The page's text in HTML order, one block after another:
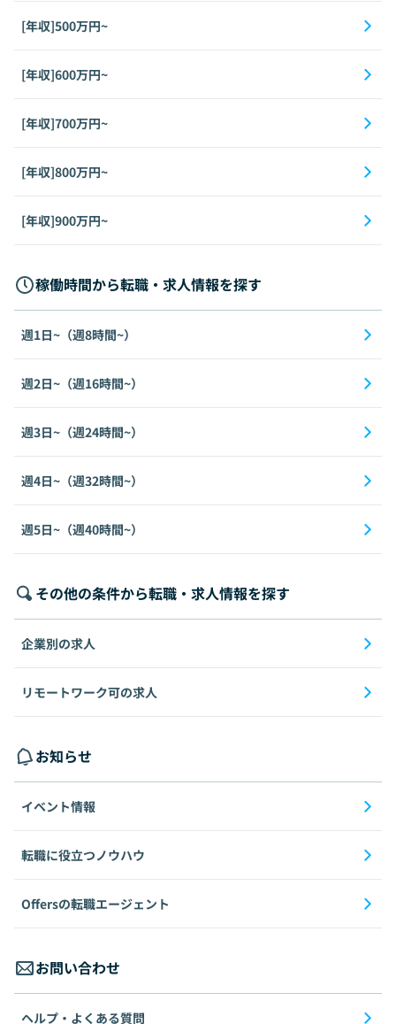
[年収]500万円~
[年収]600万円~
[年収]700万円~
[年収]800万円~
[年収]900万円~
稼働時間から転職・求人情報を探す
週1日~（週8時間~）
週2日~（週16時間~）
週3日~（週24時間~）
週4日~（週32時間~）
週5日~（週40時間~）
その他の条件から転職・求人情報を探す
企業別の求人
リモートワーク可の求人
お知らせ
イベント情報
転職に役立つノウハウ
Offersの転職エージェント
お問い合わせ
ヘルプ・よくある質問